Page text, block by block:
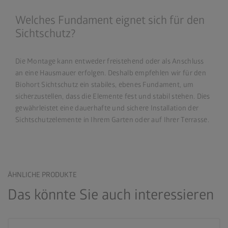
Welches Fundament eignet sich für den
Sichtschutz?
Die Montage kann entweder freistehend oder als Anschluss
an eine Hausmauer erfolgen. Deshalb empfehlen wir für den
Biohort Sichtschutz ein stabiles, ebenes Fundament, um
sicherzustellen, dass die Elemente fest und stabil stehen. Dies
gewährleistet eine dauerhafte und sichere Installation der
Sichtschutzelemente in Ihrem Garten oder auf Ihrer Terrasse.
ÄHNLICHE PRODUKTE
Das könnte Sie auch interessieren